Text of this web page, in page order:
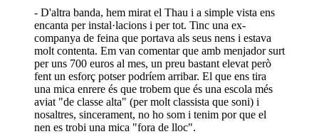
- D'altra banda, hem mirat el Thau i a simple vista ens
encanta per instal·lacions i per tot. Tinc una ex-
companya de feina que portava als seus nens i estava
molt contenta. Em van comentar que amb menjador surt
per uns 700 euros al mes, un preu bastant elevat però
fent un esforç potser podríem arribar. El que ens tira
una mica enrere és que trobem que és una escola més
aviat "de classe alta" (per molt classista que soni) i
nosaltres, sincerament, no ho som i tenim por que el
nen es trobi una mica "fora de lloc".